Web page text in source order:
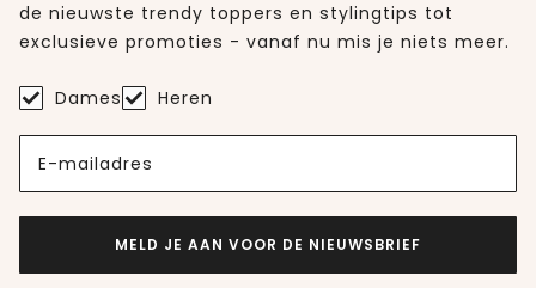
de nieuwste trendy toppers en stylingtips tot
exclusieve promoties - vanaf nu mis je niets meer.
Dames Heren
E-mailadres
MELD JE AAN VOOR DE NIEUWSBRIEF